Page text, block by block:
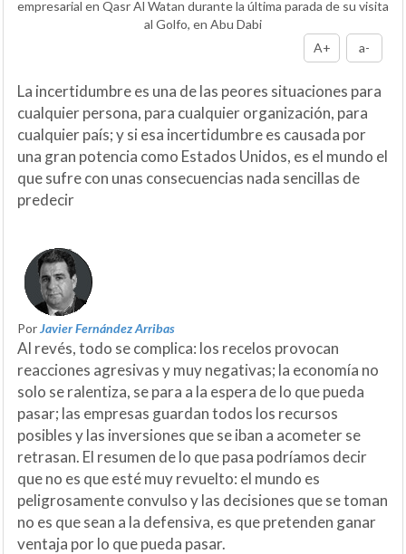
empresarial en Qasr Al Watan durante la última parada de su visita
al Golfo, en Abu Dabi
A+
a-
La incertidumbre es una de las peores situaciones para
cualquier persona, para cualquier organización, para
cualquier país; y si esa incertidumbre es causada por
una gran potencia como Estados Unidos, es el mundo el
que sufre con unas consecuencias nada sencillas de
predecir
PorJavier Fernández Arribas
Al revés, todo se complica: los recelos provocan
reacciones agresivas y muy negativas; la economía no
solo se ralentiza, se para a la espera de lo que pueda
pasar; las empresas guardan todos los recursos
posibles y las inversiones que se iban a acometer se
retrasan. El resumen de lo que pasa podríamos decir
que no es que esté muy revuelto: el mundo es
peligrosamente convulso y las decisiones que se toman
no es que sean a la defensiva, es que pretenden ganar
ventaja por lo que pueda pasar.